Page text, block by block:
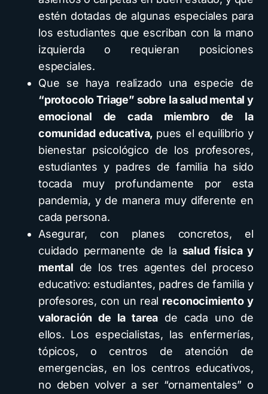
estén dotadas de algunas especiales para
los estudiantes que escriban con la mano
izquierda o requieran posiciones
especiales.
Que se haya realizado una especie de
“protocolo Triage” sobre la salud mental y
emocional de cada miembro de la
comunidad educativa, pues el equilibrio y
bienestar psicológico de los profesores,
estudiantes y padres de familia ha sido
tocada muy profundamente por esta
pandemia, y de manera muy diferente en
cada persona.
Asegurar, con planes concretos, el
cuidado permanente de la salud física y
mental de los tres agentes del proceso
educativo: estudiantes, padres de familia y
profesores, con un real reconocimiento y
valoración de la tarea de cada uno de
ellos. Los especialistas, las enfermerías,
tópicos, o centros de atención de
emergencias, en los centros educativos,
no deben volver a ser “ornamentales” o